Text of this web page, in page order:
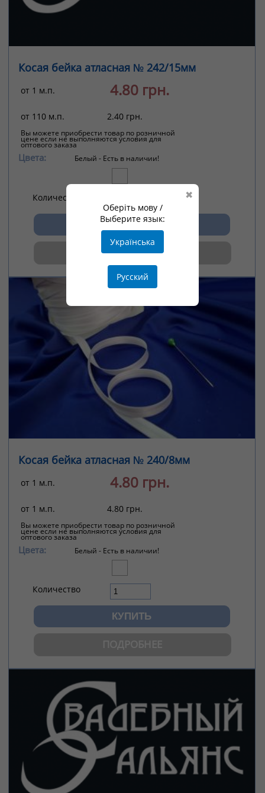
Косая бейка атласная № 242/15мм
от 1 м.п. 4.80 грн.
от 110 м.п. 2.40 грн.
Вы можете приобрести товар по розничной
цене если не выполняются условия для
оптового заказа
Цвета: Белый - Есть в наличии!
Количество
ПОДРОБНЕЕ
Косая бейка атласная № 240/8мм
от 1 м.п. 4.80 грн.
от 1 м.п. 4.80 грн.
Вы можете приобрести товар по розничной
цене если не выполняются условия для
оптового заказа
Цвета: Белый - Есть в наличии!
Количество
✖
Оберіть мову /
Выберите язык:
Українська
Русский